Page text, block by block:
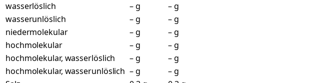
wasserlöslich
– g
– g
wasserunlöslich
– g
– g
niedermolekular
– g
– g
hochmolekular
– g
– g
hochmolekular, wasserlöslich
– g
– g
hochmolekular, wasserunlöslich – g
– g